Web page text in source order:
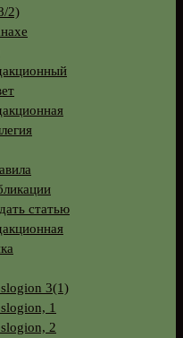
2)
статью
3(1)
1
2